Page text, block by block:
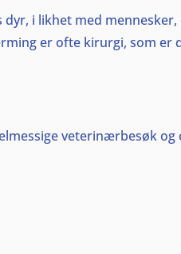
i likhet med
er ofte kirurgi, som er
veterinærbesøk